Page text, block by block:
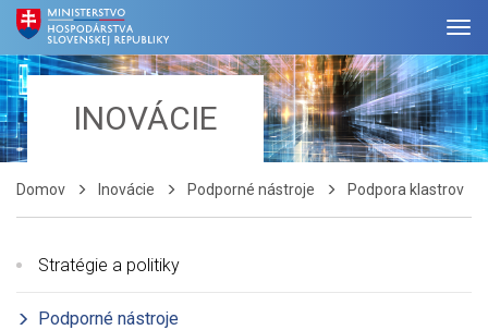
INOVÁCIE
Domov Inovácie Podporné nástroje Podpora klastrov
Stratégie a politiky
Podporné nástroje